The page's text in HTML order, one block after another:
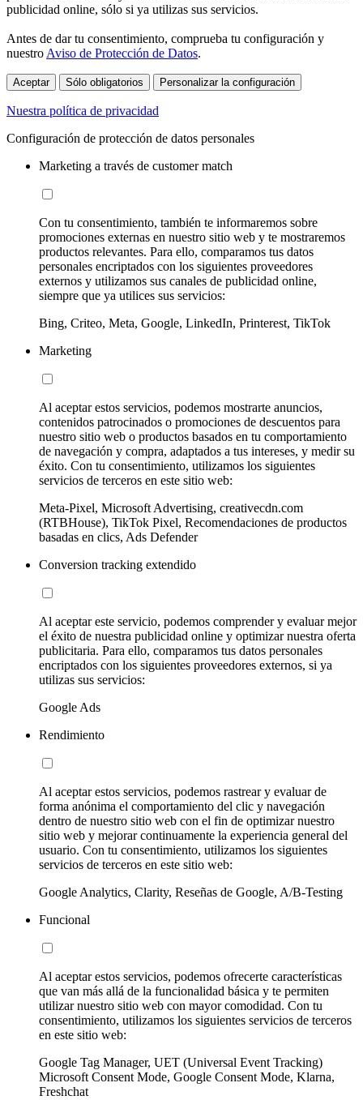
publicidad online, sólo si ya utilizas sus servicios.
Antes de dar tu consentimiento, comprueba tu configuración y
nuestro Aviso de Protección de Datos.
Aceptar Sólo obligatorios Personalizar la configuración
Nuestra política de privacidad
Configuración de protección de datos personales
Marketing a través de customer match
Con tu consentimiento, también te informaremos sobre
promociones externas en nuestro sitio web y te mostraremos
productos relevantes. Para ello, comparamos tus datos
personales encriptados con los siguientes proveedores
externos y utilizamos sus canales de publicidad online,
siempre que ya utilices sus servicios:
Bing, Criteo, Meta, Google, LinkedIn, Printerest, TikTok
Marketing
Al aceptar estos servicios, podemos mostrarte anuncios,
contenidos patrocinados o promociones de descuentos para
nuestro sitio web o productos basados en tu comportamiento
de navegación y compra, adaptados a tus intereses, y medir su
éxito. Con tu consentimiento, utilizamos los siguientes
servicios de terceros en este sitio web:
Meta-Pixel, Microsoft Advertising, creativecdn.com
(RTBHouse), TikTok Pixel, Recomendaciones de productos
basadas en clics, Ads Defender
Conversion tracking extendido
Al aceptar este servicio, podemos comprender y evaluar mejor
el éxito de nuestra publicidad online y optimizar nuestra oferta
publicitaria. Para ello, comparamos tus datos personales
encriptados con los siguientes proveedores externos, si ya
utilizas sus servicios:
Google Ads
Rendimiento
Al aceptar estos servicios, podemos rastrear y evaluar de
forma anónima el comportamiento del clic y navegación
dentro de nuestro sitio web con el fin de optimizar nuestro
sitio web y mejorar continuamente la experiencia general del
usuario. Con tu consentimiento, utilizamos los siguientes
servicios de terceros en este sitio web:
Google Analytics, Clarity, Reseñas de Google, A/B-Testing
Funcional
Al aceptar estos servicios, podemos ofrecerte características
que van más allá de la funcionalidad básica y te permiten
utilizar nuestro sitio web con mayor comodidad. Con tu
consentimiento, utilizamos los siguientes servicios de terceros
en este sitio web:
Google Tag Manager, UET (Universal Event Tracking)
Microsoft Consent Mode, Google Consent Mode, Klarna,
Freshchat